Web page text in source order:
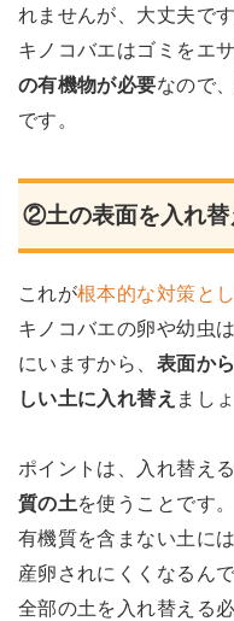
れませんが、大丈夫です
キノコバエはゴミをエ
の有機物が必要なので
です。
②土の表面を入れ替
これが根本的な対策と
キノコバエの卵や幼虫
にいますから、 表面か
しい土に入れ替え まし
ポイントは、入れ替え
質の土を使うことです。
有機質を含まない土に
産卵されにくくなるんで
全部の土を入れ替える